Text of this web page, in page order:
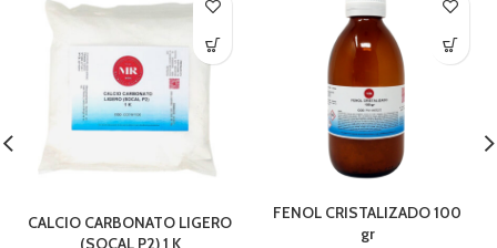
CALCIO CARBONATO LIGERO
(SOCAL P2) 1 K
FENOL CRISTALIZADO 100
gr